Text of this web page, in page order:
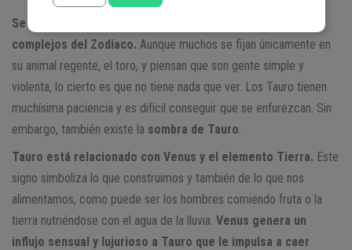
Se puede considerar a Tauro con uno de los signos más
complejos del Zodíaco. Aunque muchos se fijan únicamente en
su animal regente, el toro, y piensan que son gente simple y
violenta, lo cierto es que no tiene nada que ver. Los Tauro tienen
muchísima paciencia y es difícil conseguir que se enfurezcan. Sin
embargo, también existe la sombra de Tauro
Tauro está relacionado con Venus y el elemento Tierra. Este
signo simboliza lo que construimos y también de lo que nos
alimentamos, como puede ser los hombres comiendo fruta o la
tierra nutriéndose con el agua de la lluvia. Venus genera un
influjo sensual y lujurioso a Tauro que le impulsa a caer